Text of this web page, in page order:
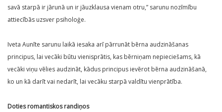
savā starpā ir jārunā un ir jāuzklausa vienam otru,” sarunu nozīmību
attiecībās uzsver psiholoģe.
Iveta Aunīte sarunu laikā iesaka arī pārrunāt bērna audzināšanas
principus, lai vecāki būtu vienisprātis, kas bērniņam nepieciešams, kā
vecāki viņu vēlies audzināt, kādus principus ievērot bērna audzināšanā,
ko un kā darīt vai nedarīt, lai vecāku starpā valdītu vienprātība.
Doties romantiskos randiņos